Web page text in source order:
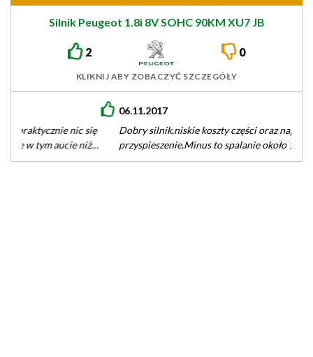
Silnik Peugeot 1.8i 8V SOHC 90KM XU7 JB
2 0
KLIKNIJ ABY ZOBACZYĆ SZCZEGÓŁY
Dobry silnik,niskie koszty części oraz naprawa,dobre
przyspieszenie.Minus to spalanie około 10l i dynamika nie
najlepsza.Taki wół roboczy sprawdza się dobrze…